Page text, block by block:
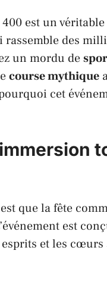
est un véritable
rassemble des
un mordu de
course mythique
cet
est que la fête
est
et les cœurs